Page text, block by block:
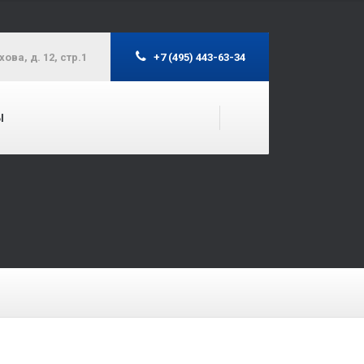
д. 12, стр.1 +7 (495) 443-63-34